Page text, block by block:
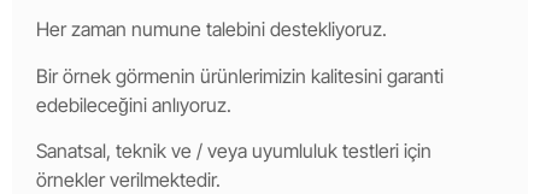
Her zaman numune talebini destekliyoruz.
Bir örnek görmenin ürünlerimizin kalitesini garanti
edebileceğini anlıyoruz.
Sanatsal, teknik ve / veya uyumluluk testleri için
örnekler verilmektedir.